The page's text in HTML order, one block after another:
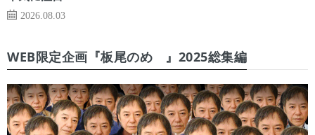
2026.08.03
WEB限定企画『板尾のめ゙』2025総集編